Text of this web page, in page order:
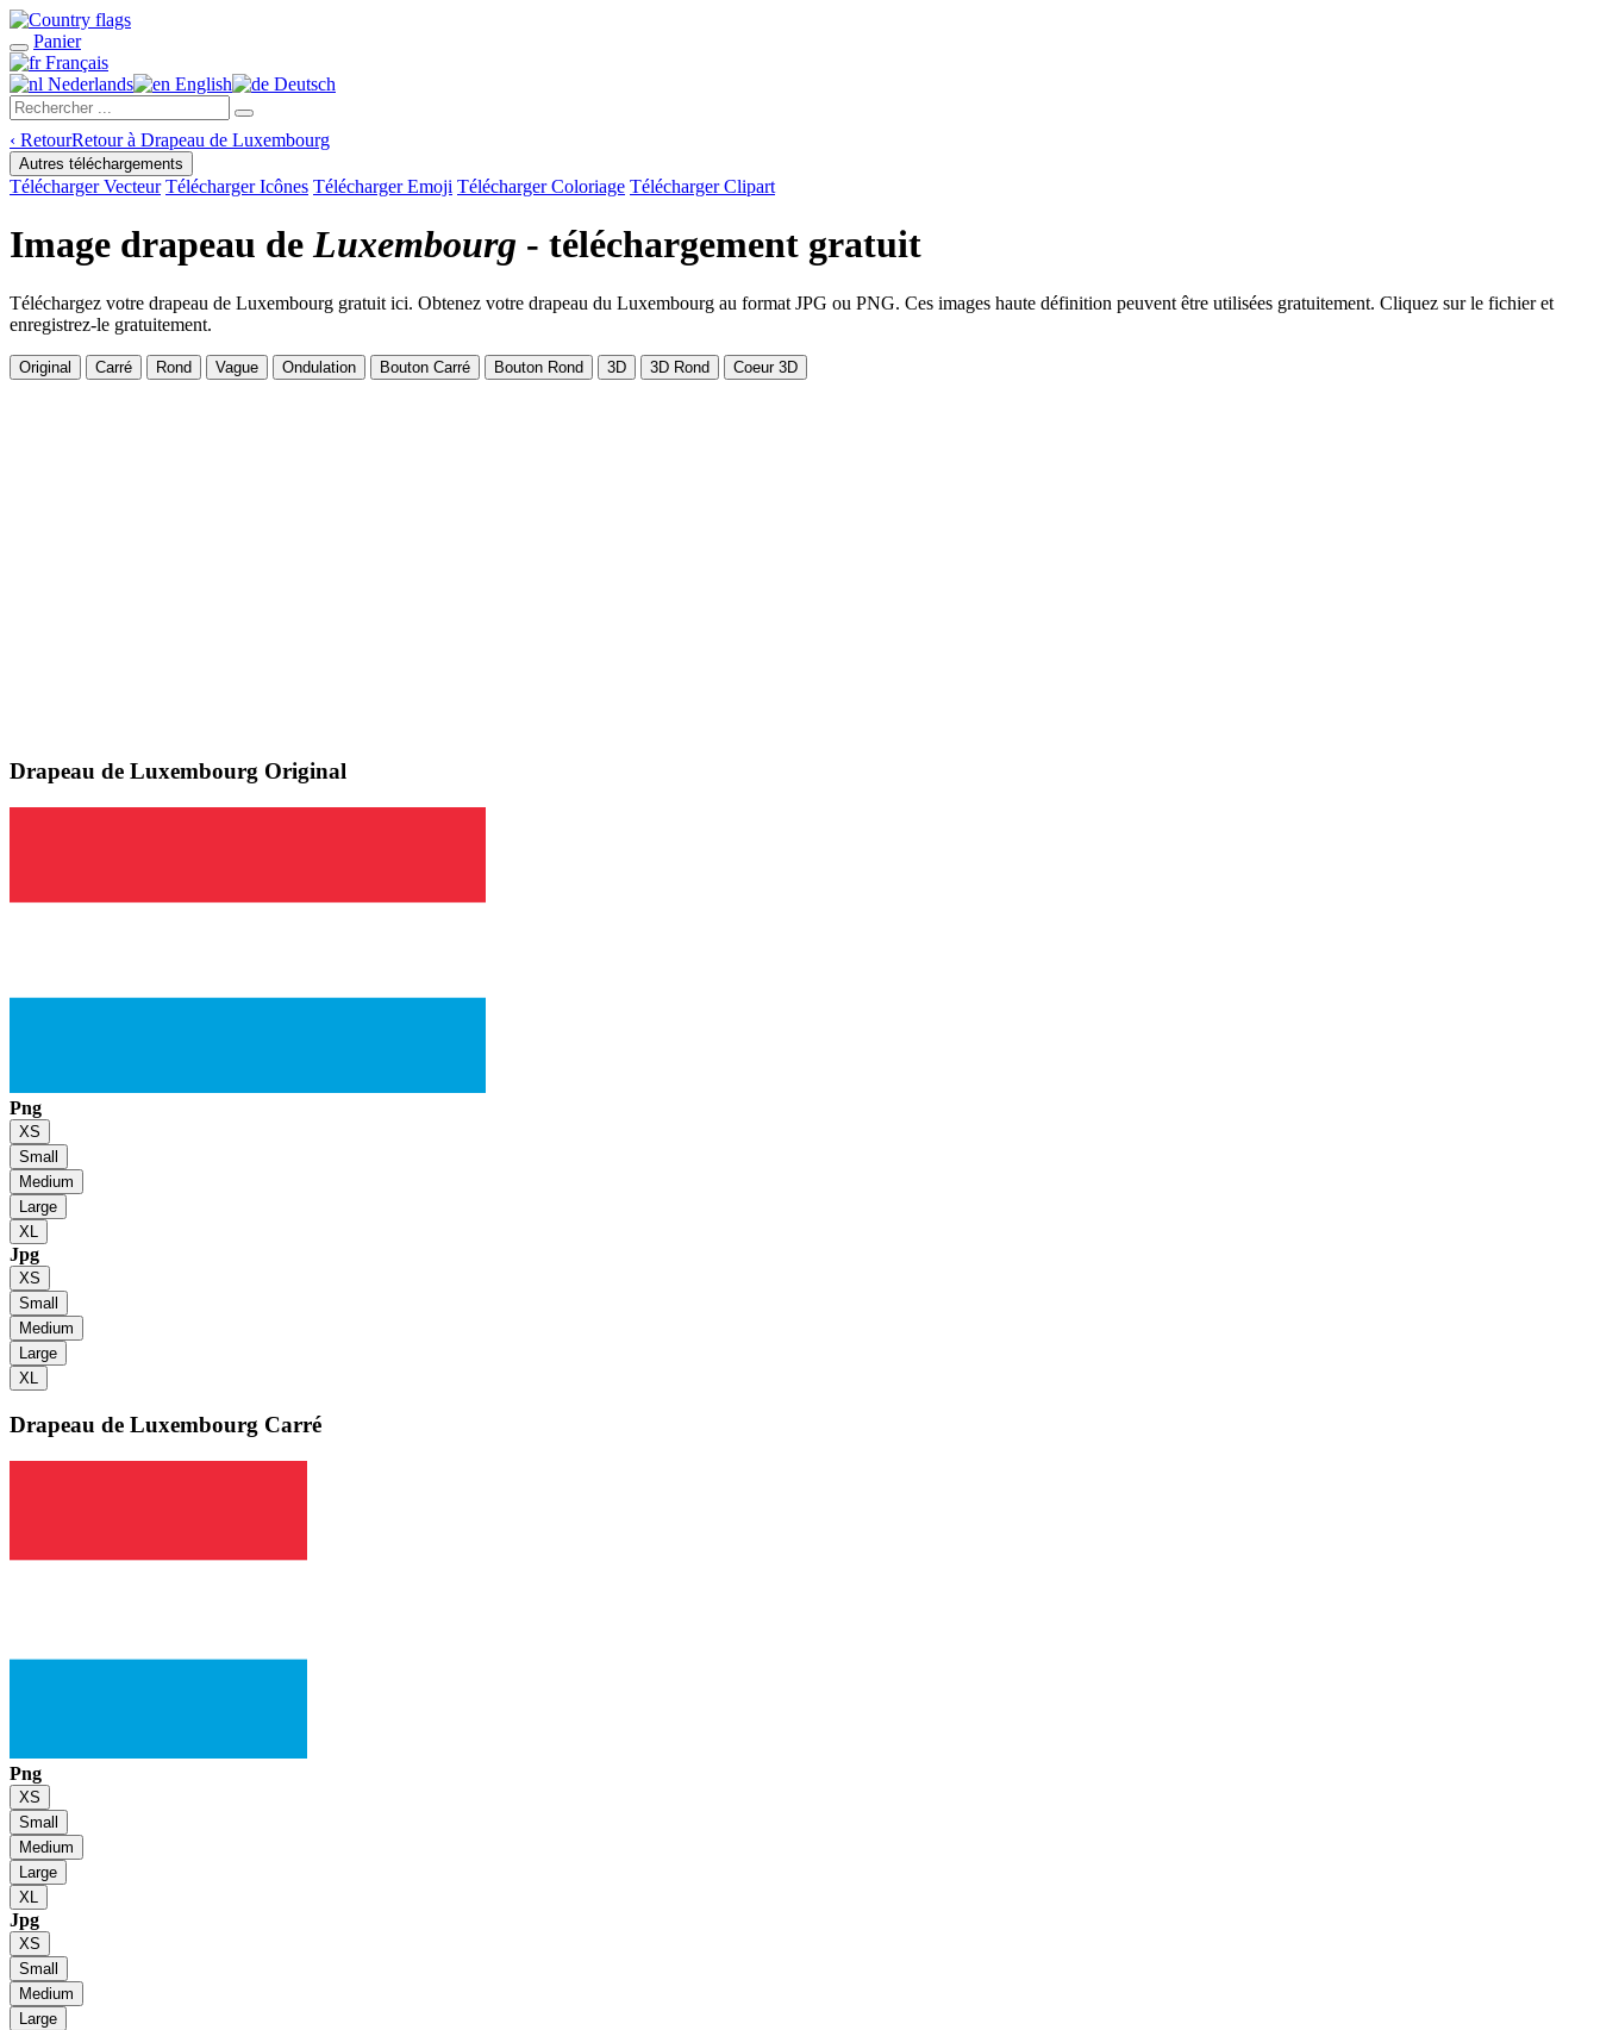
Panier
Français
Nederlands
English Deutsch
‹ RetourRetour à Drapeau de Luxembourg
Autres téléchargements
Télécharger Vecteur Télécharger Icônes Télécharger Emoji Télécharger Coloriage Télécharger Clipart
Image drapeau deLuxembourg - téléchargement gratuit
Téléchargez votre drapeau de Luxembourg gratuit ici. Obtenez votre drapeau du Luxembourg au format JPG ou PNG. Ces images haute définition peuvent être utilisées gratuitement. Cliquez sur le fichier et
enregistrez-le gratuitement.
Original Carré Rond Vague Ondulation Bouton Carré Bouton Rond 3D 3D Rond Coeur 3D
Drapeau de Luxembourg Original
Png
XS
Small
Medium
Large
XL
Jpg
XS
Small
Medium
Large
XL
Drapeau de Luxembourg Carré
Png
XS
Small
Medium
Large
XL
Jpg
XS
Small
Medium
Large